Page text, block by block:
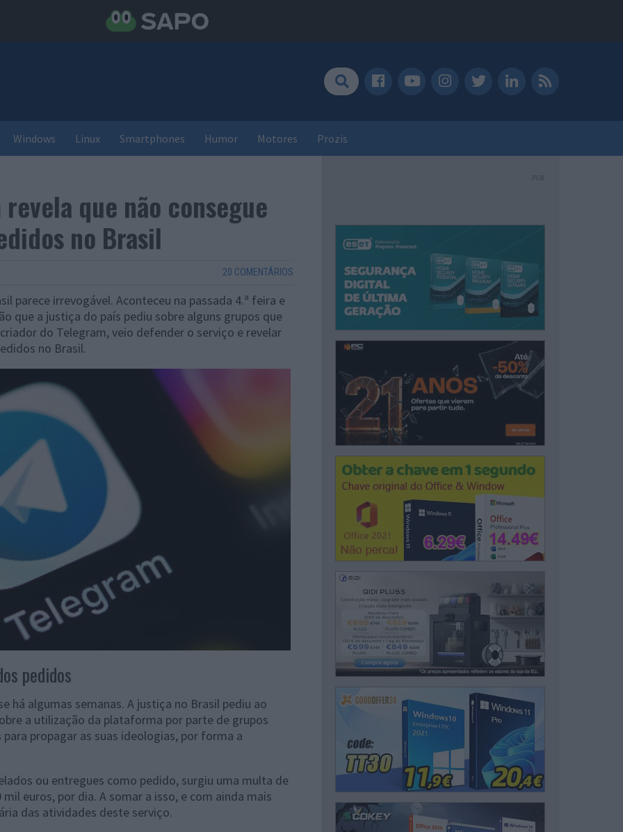
Windows Linux Smartphones Humor Motores Prozis
que não consegue
no Brasil
20 COMENTÁRIOS
parece irrevogável. Aconteceu na passada 4.ª feira e
que a justiça do país pediu sobre alguns grupos que
do Telegram, veio defender o serviço e revelar
no Brasil.
pedidos
há algumas semanas. A justiça no Brasil pediu ao
a utilização da plataforma por parte de grupos
propagar as suas ideologias, por forma a
ou entregues como pedido, surgiu uma multa de
euros, por dia. A somar a isso, e com ainda mais
das atividades deste serviço.
PUB